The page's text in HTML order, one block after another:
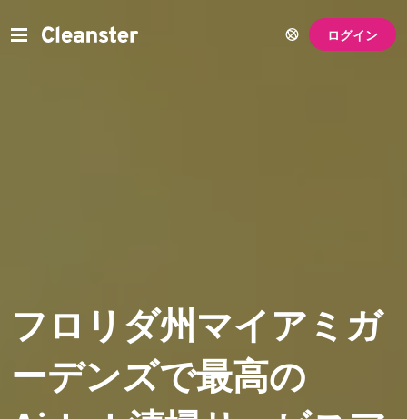
ログイン
フロリダ州マイアミガ
ーデンズで最高の